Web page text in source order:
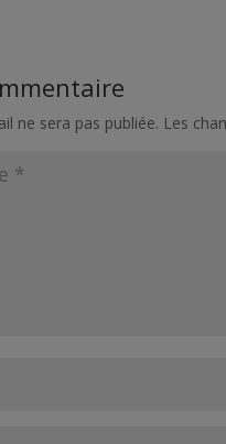
ne sera pas publiée. Les